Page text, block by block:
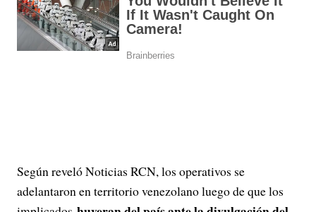
Según reveló Noticias RCN, los operativos se
adelantaron en territorio venezolano luego de que los